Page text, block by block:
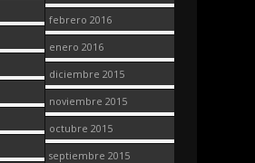
febrero 2016
enero 2016
diciembre 2015
noviembre 2015
octubre 2015
septiembre 2015